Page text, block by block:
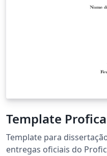
Template
Template para
entregas oficiais do